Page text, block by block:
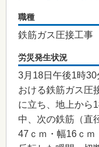
職種
鉄筋ガス圧接工事
労災発生状況
3月18日午後1時
おける鉄筋ガス圧
に立ち、地上から
中、次の鉄筋（直
47ｃｍ・幅16ｃｍ